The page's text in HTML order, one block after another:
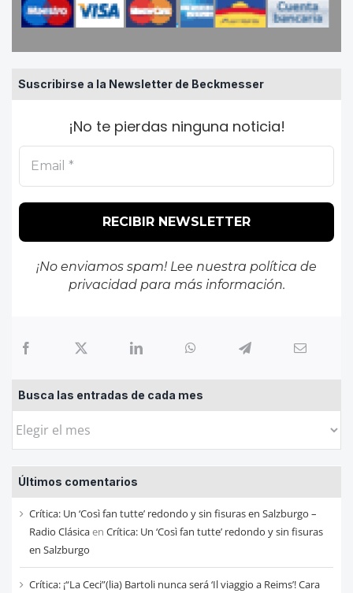
Suscribirse a la Newsletter de Beckmesser
¡No te pierdas ninguna noticia!
¡No enviamos spam! Lee nuestra política de
privacidadpara más información.
Busca las entradas de cada mes
Busca
entradas
de
cada
mes
Últimos comentarios
Crítica: Un ‘Così fan tutte’ redondo y sin fisuras en Salzburgo –
Radio Clásicaen Crítica: Un ‘Così fan tutte’ redondo y sin fisuras
en Salzburgo
Crítica: ¡“La Ceci”(lia) Bartoli nunca será ‘Il viaggio a Reims’! Cara